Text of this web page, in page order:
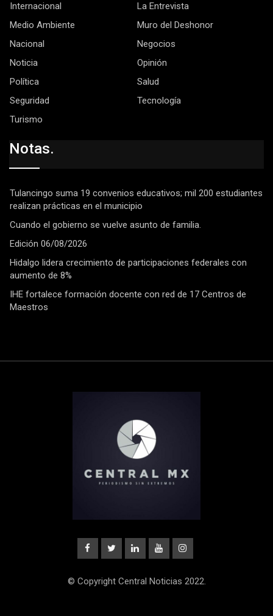
Internacional
La Entrevista
Medio Ambiente
Muro del Deshonor
Nacional
Negocios
Noticia
Opinión
Política
Salud
Seguridad
Tecnología
Turismo
Notas.
Tulancingo suma 19 convenios educativos; mil 200 estudiantes
realizan prácticas en el municipio
Cuando el gobierno se vuelve asunto de familia.
Edición 06/08/2026
Hidalgo lidera crecimiento de participaciones federales con
aumento de 8%
IHE fortalece formación docente con red de 17 Centros de
Maestros
© Copyright Central Noticias 2022.